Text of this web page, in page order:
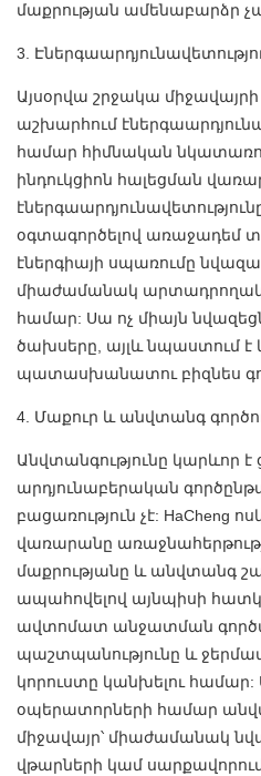
մաքրության ամենաբարձր
3.
Այսօրվա շրջակա
աշխարհում
համար հիմնական
ինդուկցիոն հալեցման
օգտագործելով առաջադեմ
էներգիայի սպառումը
միաժամանակ
համար: Սա ոչ միայն
ծախսերը, այլև նպաստում է
պատասխանատու բիզնես
4. Մաքուր և անվտանգ
Անվտանգությունը կարևոր
արդյունաբերական
բացառություն չէ: HaCheng
վառարանը
մաքրությանը և անվտանգ
ապահովելով այնպիսի
ավտոմատ անջատման
պաշտպանությունը և
կորուստը կանխելու
օպերատորների համար
միջավայր՝ միաժամանակ
վթարների կամ